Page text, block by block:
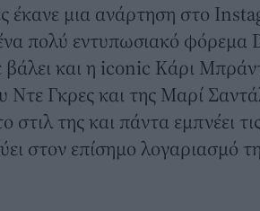
έκανε μια ανάρτηση στο
πολύ εντυπωσιακό φόρεμα
βάλει και η iconic Κάρι
Ντε Γκρες και της Μαρί
στιλ της και πάντα εμπνέει
στον επίσημο λογαριασμό